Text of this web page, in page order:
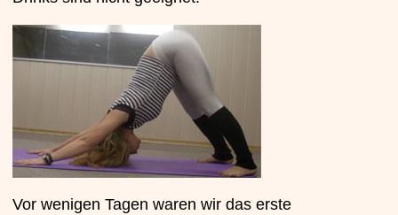
Vor wenigen Tagen waren wir das erste